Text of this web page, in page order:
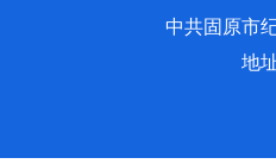
中共固原市
地